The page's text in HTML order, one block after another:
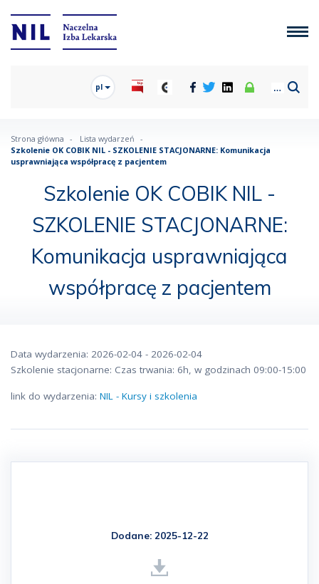
pl
Strona główna
Lista wydarzeń
Szkolenie OK COBIK NIL - SZKOLENIE STACJONARNE: Komunikacja
usprawniająca współpracę z pacjentem
Szkolenie OK COBIK NIL -
SZKOLENIE STACJONARNE:
Komunikacja usprawniająca
współpracę z pacjentem
Data wydarzenia: 2026-02-04 - 2026-02-04
Szkolenie stacjonarne: Czas trwania: 6h, w godzinach 09:00-15:00
link do wydarzenia: NIL - Kursy i szkolenia
Dodane: 2025-12-22